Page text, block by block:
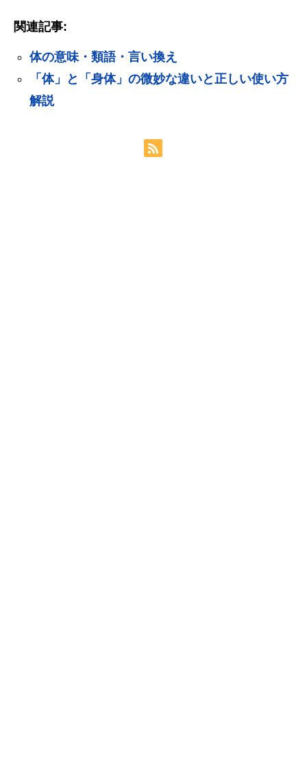
関連記事:
体の意味・類語・言い換え
「体」と「身体」の微妙な違いと正しい使い方
解説